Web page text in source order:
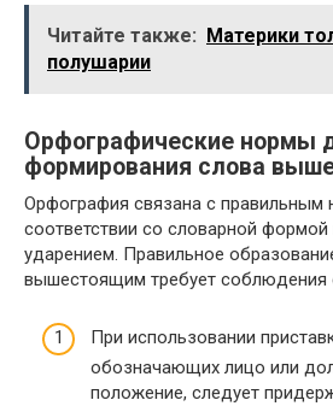
Читайте также: Материки
полушарии
Орфографические нормы
формирования слова
Орфография связана с правильным
соответствии со словарной
ударением. Правильное
вышестоящим требует
При использовании
обозначающих лицо или
положение, следует